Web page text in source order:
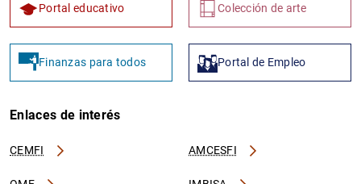
Portal educativo Colección de arte
Finanzas para todos Portal de Empleo
Enlaces de interés
CEMFI AMCESFI